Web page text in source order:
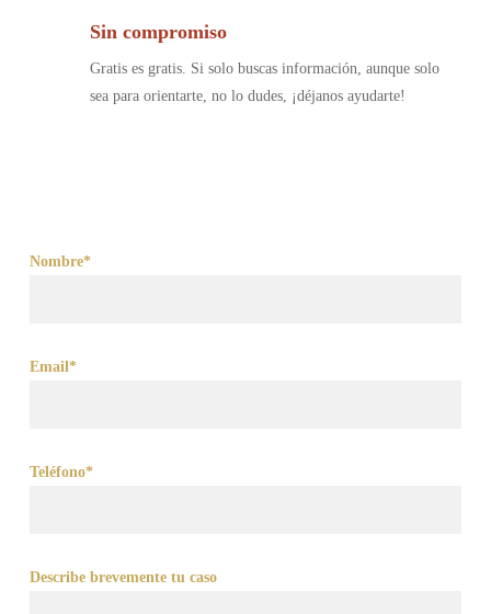
Sin compromiso
Gratis es gratis. Si solo buscas información, aunque solo
sea para orientarte, no lo dudes, ¡déjanos ayudarte!
Nombre*
Email*
Teléfono*
Describe brevemente tu caso